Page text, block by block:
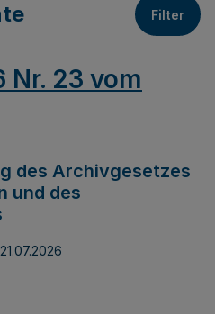
Filter
Nr. 23 vom
des Archivgesetzes
und des
21.07.2026